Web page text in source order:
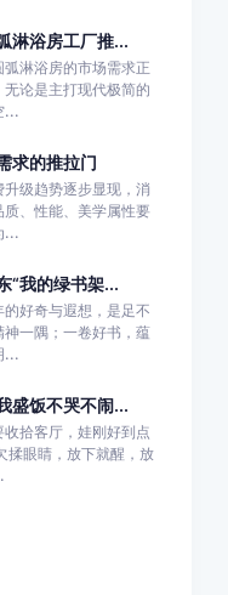
淋浴房工厂推...
淋浴房的市场需求正
论是主打现代极简的
...
求的推拉门
级趋势逐步显现，消
、性能、美学属性要
...
“我的绿书架...
好奇与遐想，是足不
一隅；一卷好书，蕴
...
盛饭不哭不闹...
拾客厅，娃刚好到点
揉眼睛，放下就醒，放